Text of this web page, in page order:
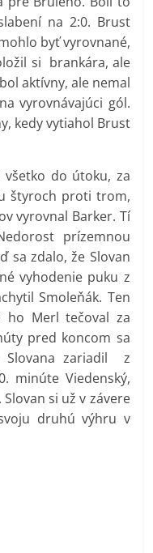
na 2:0. Brust
byť vyrovnané,
si brankára, ale
aktívny, ale nemal
vyrovnávajúci gól.
kedy vytiahol Brust
všetko do útoku, za
štyroch proti trom,
vyrovnal Barker. Tí
prízemnou
sa zdalo, že Slovan
vyhodenie puku z
Smoleňák. Ten
ho Merl tečoval za
pred koncom sa
Slovana zariadil z
minúte Viedenský,
si už v závere
druhú výhru v